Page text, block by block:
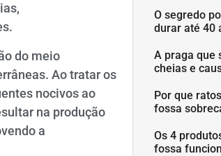
do meio
Ao tratar os
nocivos ao
na produção
a
O segredo
durar até 40
A praga que
cheias e
Por que
fossa
Os 4
fossa